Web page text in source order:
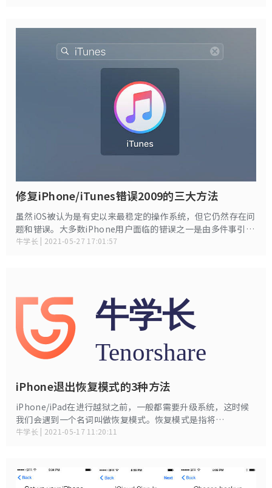
统的工具。
修复iPhone/iTunes错误2009的三大方法
虽然iOS被认为是有史以来最稳定的操作系统，但它仍然存在问
题和错误。大多数iPhone用户面临的错误之一是由多件事引起
的错误号2009。
牛学长 | 2021-05-27 17:01:57
iPhone退出恢复模式的3种方法
iPhone/iPad在进行越狱之前，一般都需要升级系统，这时候
我们会遇到一个名词叫做恢复模式。恢复模式是指将
iPhone/iPad的所有数据清空之后，还原到刚刚出厂时候的样
天小编就来教大家如何让iPhone退出恢复模式。
牛学长 | 2021-05-17 11:20:11